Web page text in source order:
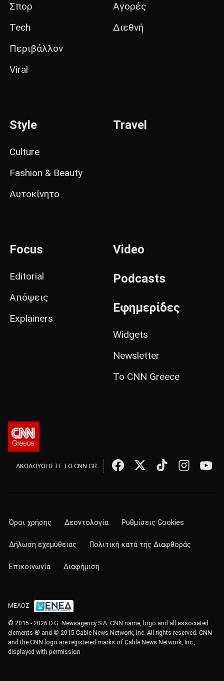
Σπορ
Tech
Περιβάλλον
Viral
Αγορές
Διεθνή
Style
Culture
Fashion & Beauty
Αυτοκίνητο
Travel
Focus
Editorial
Απόψεις
Explainers
Video
Podcasts
Εφημερίδες
Widgets
Newsletter
Το CNN Greece
ΑΚΟΛΟΥΘΗΣΤΕ ΤΟ CNN.GR
Όροι χρήσης Δεοντολογία Ρυθμίσεις Cookies
Δήλωση εχεμύθειας Πολιτική κατά της Διαφθοράς
Επικοινωνία Διαφήμιση
ΜΕΛΟΣ
© 2015 - 2026 D.G. Newsagency S.A. CNN name, logo and all associated
elements ® and © 2015 Cable News Network, Inc. All rights reserved. CNN
and the CNN logo are registered marks of Cable News Network, Inc.,
displayed with permission